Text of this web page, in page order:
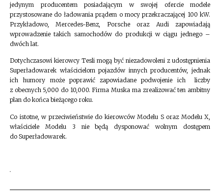
jedynym producentem posiadającym w swojej ofercie modele
przystosowane do ładowania prądem o mocy przekraczającej 100 kW.
Przykładowo, Mercedes-Benz, Porsche oraz Audi zapowiadają
wprowadzenie takich samochodów do produkcji w ciągu jednego –
dwóch lat.
Dotychczasowi kierowcy Tesli mogą być niezadowoleni z udostępnienia
Superładowarek właścicielom pojazdów innych producentów, jednak
ich humory może poprawić zapowiadane podwojenie ich liczby
z obecnych 5,000 do 10,000. Firma Muska ma zrealizować ten ambitny
plan do końca bieżącego roku.
Co istotne, w przeciwieństwie do kierowców Modelu S oraz Modelu X,
właściciele Modelu 3 nie będą dysponować wolnym dostępem
do Superładowarek.
.